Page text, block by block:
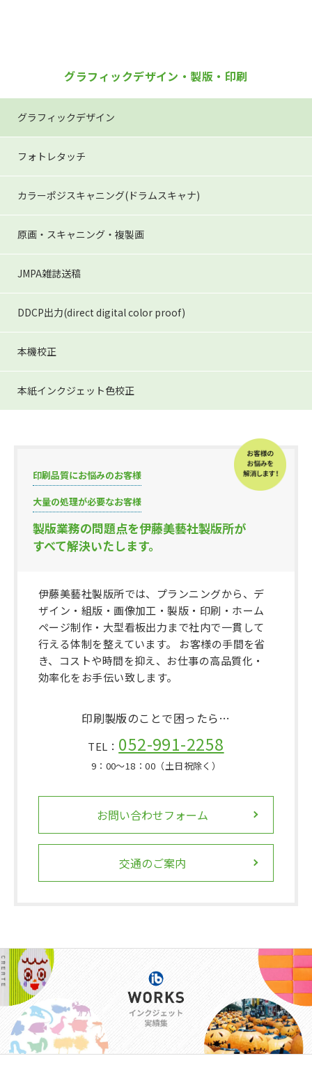
グラフィックデザイン・製版・印刷
グラフィックデザイン
フォトレタッチ
カラーポジスキャニング(ドラムスキャナ)
原画・スキャニング・複製画
JMPA雑誌送稿
DDCP出力(direct digital color proof)
本機校正
本紙インクジェット色校正
印刷品質にお悩みのお客様
大量の処理が必要なお客様
製版業務の問題点を伊藤美藝社製版所が
すべて解決いたします。
伊藤美藝社製版所では、プランニングから、デ
ザイン・組版・画像加工・製版・印刷・ホーム
ページ制作・大型看板出力まで社内で一貫して
行える体制を整えています。 お客様の手間を省
き、コストや時間を抑え、お仕事の高品質化・
効率化をお手伝い致します。
印刷製版のことで困ったら…
TEL： 052-991-2258
9：00〜18：00（土日祝除く）
お問い合わせフォーム
交通のご案内